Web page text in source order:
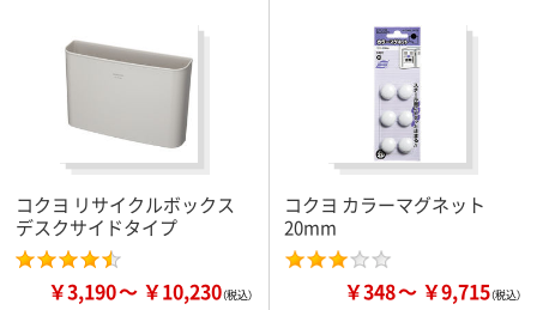
コクヨ リサイクルボックス
デスクサイドタイプ
￥3,190 ￥10,230
コクヨ カラーマグネット
20mm
￥348 ￥9,715